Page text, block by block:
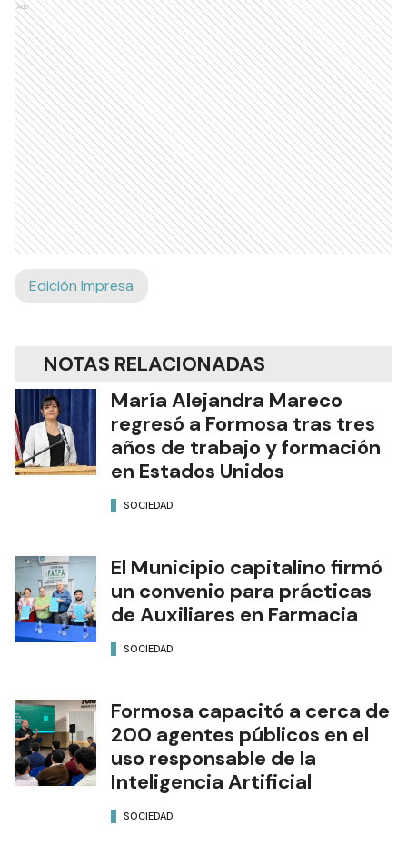
Ads
Edición Impresa
NOTAS RELACIONADAS
María Alejandra Mareco
regresó a Formosa tras tres
años de trabajo y formación
en Estados Unidos
SOCIEDAD
El Municipio capitalino firmó
un convenio para prácticas
de Auxiliares en Farmacia
SOCIEDAD
Formosa capacitó a cerca de
200 agentes públicos en el
uso responsable de la
Inteligencia Artificial
SOCIEDAD